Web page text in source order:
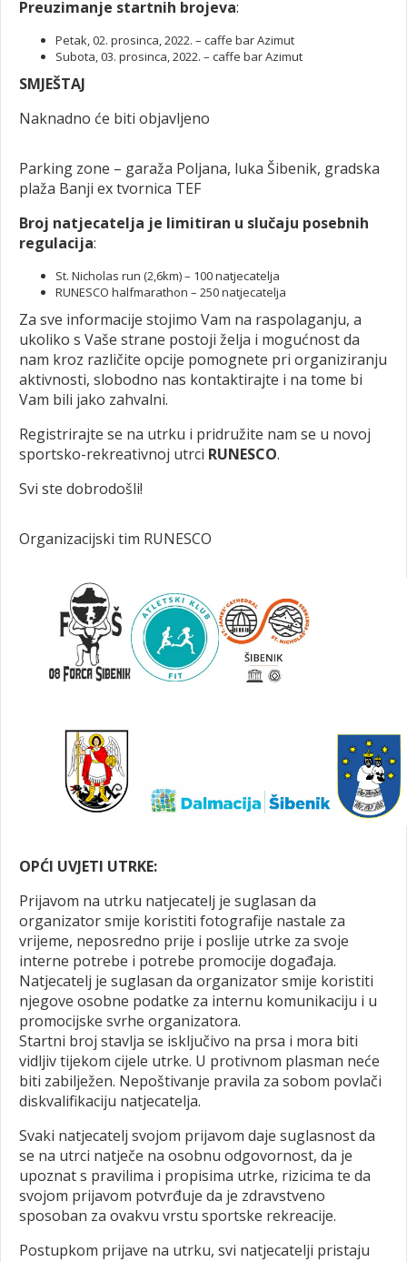
Preuzimanje startnih brojeva:
Petak, 02. prosinca, 2022. – caffe bar Azimut
Subota, 03. prosinca, 2022. – caffe bar Azimut
SMJEŠTAJ
Naknadno će biti objavljeno
Parking zone – garaža Poljana, luka Šibenik, gradska
plaža Banji ex tvornica TEF
Broj natjecatelja je limitiran u slučaju posebnih
regulacija:
St. Nicholas run (2,6km) – 100 natjecatelja
RUNESCO halfmarathon – 250 natjecatelja
Za sve informacije stojimo Vam na raspolaganju, a
ukoliko s Vaše strane postoji želja i mogućnost da
nam kroz različite opcije pomognete pri organiziranju
aktivnosti, slobodno nas kontaktirajte i na tome bi
Vam bili jako zahvalni.
Registrirajte se na utrku i pridružite nam se u novoj
sportsko-rekreativnoj utrci RUNESCO.
Svi ste dobrodošli!
Organizacijski tim RUNESCO
OPĆI UVJETI UTRKE:
Prijavom na utrku natjecatelj je suglasan da
organizator smije koristiti fotografije nastale za
vrijeme, neposredno prije i poslije utrke za svoje
interne potrebe i potrebe promocije događaja.
Natjecatelj je suglasan da organizator smije koristiti
njegove osobne podatke za internu komunikaciju i u
promocijske svrhe organizatora.
Startni broj stavlja se isključivo na prsa i mora biti
vidljiv tijekom cijele utrke. U protivnom plasman neće
biti zabilježen. Nepoštivanje pravila za sobom povlači
diskvalifikaciju natjecatelja.
Svaki natjecatelj svojom prijavom daje suglasnost da
se na utrci natječe na osobnu odgovornost, da je
upoznat s pravilima i propisima utrke, rizicima te da
svojom prijavom potvrđuje da je zdravstveno
sposoban za ovakvu vrstu sportske rekreacije.
Postupkom prijave na utrku, svi natjecatelji pristaju